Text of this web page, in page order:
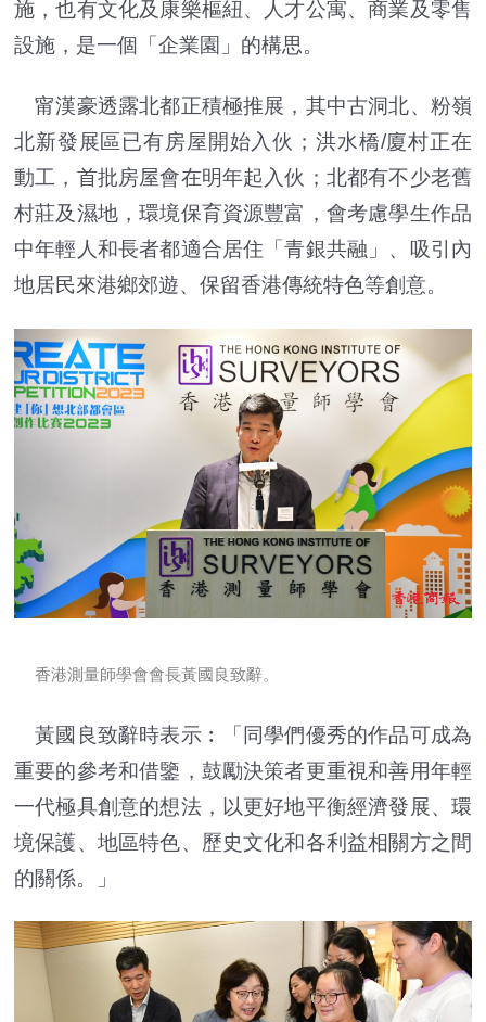
施，也有文化及康樂樞紐、人才公寓、商業及零售
設施，是一個「企業園」的構思。
甯漢豪透露北都正積極推展，其中古洞北、粉嶺
北新發展區已有房屋開始入伙；洪水橋/廈村正在
動工，首批房屋會在明年起入伙；北都有不少老舊
村莊及濕地，環境保育資源豐富，會考慮學生作品
中年輕人和長者都適合居住「青銀共融」、吸引內
地居民來港鄉郊遊、保留香港傳統特色等創意。
香港測量師學會會長黃國良致辭。
黃國良致辭時表示︰「同學們優秀的作品可成為
重要的參考和借鑒，鼓勵決策者更重視和善用年輕
一代極具創意的想法，以更好地平衡經濟發展、環
境保護、地區特色、歷史文化和各利益相關方之間
的關係。」